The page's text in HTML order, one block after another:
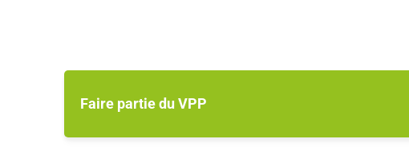
Faire partie du VPP